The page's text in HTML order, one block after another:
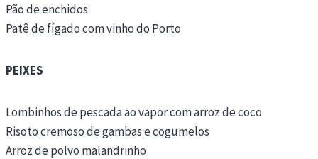
Pão de enchidos
Patê de fígado com vinho do Porto
PEIXES
Lombinhos de pescada ao vapor com arroz de coco
Risoto cremoso de gambas e cogumelos
Arroz de polvo malandrinho